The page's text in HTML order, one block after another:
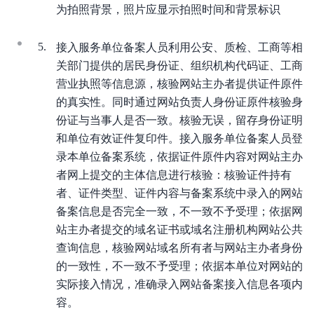
为拍照背景，照片应显示拍照时间和背景标识
接入服务单位备案人员利用公安、质检、工商等相
关部门提供的居民身份证、组织机构代码证、工商
营业执照等信息源，核验网站主办者提供证件原件
的真实性。同时通过网站负责人身份证原件核验身
份证与当事人是否一致。核验无误，留存身份证明
和单位有效证件复印件。接入服务单位备案人员登
录本单位备案系统，依据证件原件内容对网站主办
者网上提交的主体信息进行核验：核验证件持有
者、证件类型、证件内容与备案系统中录入的网站
备案信息是否完全一致，不一致不予受理；依据网
站主办者提交的域名证书或域名注册机构网站公共
查询信息，核验网站域名所有者与网站主办者身份
的一致性，不一致不予受理；依据本单位对网站的
实际接入情况，准确录入网站备案接入信息各项内
容。